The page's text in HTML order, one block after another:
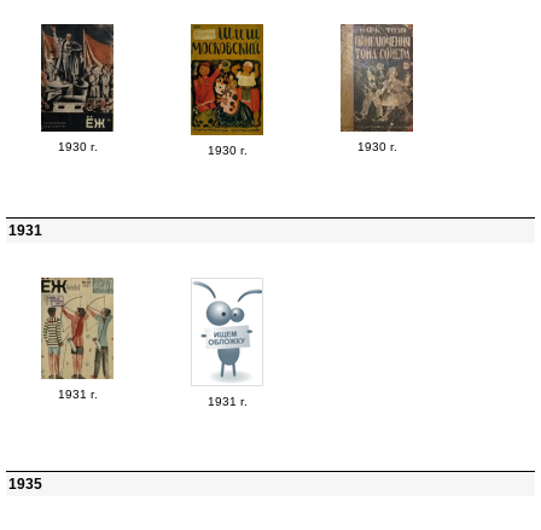
1930 г. 1930 г. 1930 г.
1931
1931 г.
1931 г.
1935